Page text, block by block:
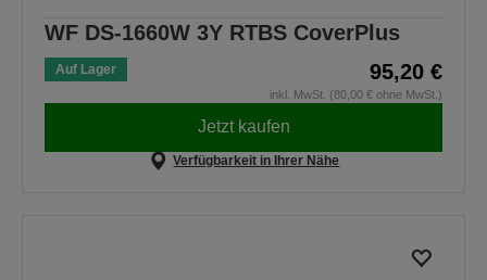
WF DS-1660W 3Y RTBS CoverPlus
Auf Lager 95,20 €
inkl. MwSt. (80,00 € ohne MwSt.)
Jetzt kaufen
Verfügbarkeit in Ihrer Nähe